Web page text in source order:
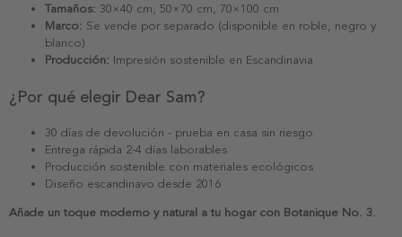
Tamaños: 30×40 cm, 50×70 cm, 70×100 cm
Marco: Se vende por separado (disponible en roble, negro y
blanco)
Producción: Impresión sostenible en Escandinavia
¿Por qué elegir Dear Sam?
30 días de devolución - prueba en casa sin riesgo
Entrega rápida 2-4 días laborables
Producción sostenible con materiales ecológicos
Diseño escandinavo desde 2016
Añade un toque moderno y natural a tu hogar con Botanique No. 3.